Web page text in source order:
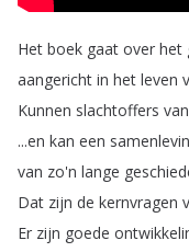
Het boek gaat over het
aangericht in het leven
Kunnen slachtoffers van
...en kan een
van zo'n lange
Dat zijn de kernvragen
Er zijn goede